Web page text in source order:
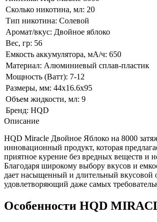
Сколько никотина, мл: 20
Тип никотина: Солевой
Аромат/вкус: Двойное яблоко
Вес, гр: 56
Емкость аккумулятора, мА/ч: 650
Материал: Алюминиевый сплав-пластик
Мощность (Ватт): 7-12
Размеры, мм: 44х16.6х95
Объем жидкости, мл: 9
Бренд: HQD
Описание
HQD Miracle Двойное Яблоко на 8000
инновационный продукт, которая
приятное курение без вредных веществ и
Благодаря широкому выбору вкусов и
дает насыщенный и длительный вкусовой
удовлетворяющий даже самых
Особенности HQD